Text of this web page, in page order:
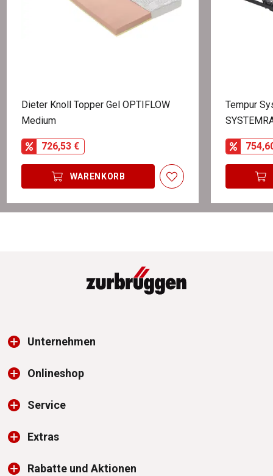
Dieter Knoll Topper Gel OPTIFLOW
Medium
726,53 €
WARENKORB
Tempur
Unternehmen
Onlineshop
Service
Extras
Rabatte und Aktionen